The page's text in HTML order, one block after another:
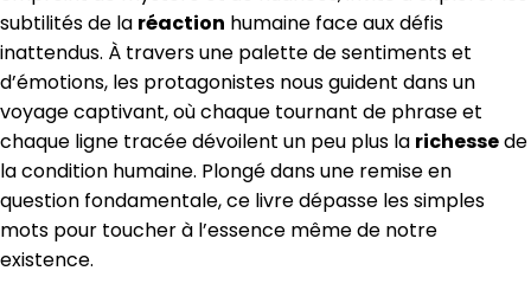
subtilités de la réaction humaine face aux défis
inattendus. À travers une palette de sentiments et
d’émotions, les protagonistes nous guident dans un
voyage captivant, où chaque tournant de phrase et
chaque ligne tracée dévoilent un peu plus la richessede
la condition humaine. Plongé dans une remise en
question fondamentale, ce livre dépasse les simples
mots pour toucher à l’essence même de notre
existence.